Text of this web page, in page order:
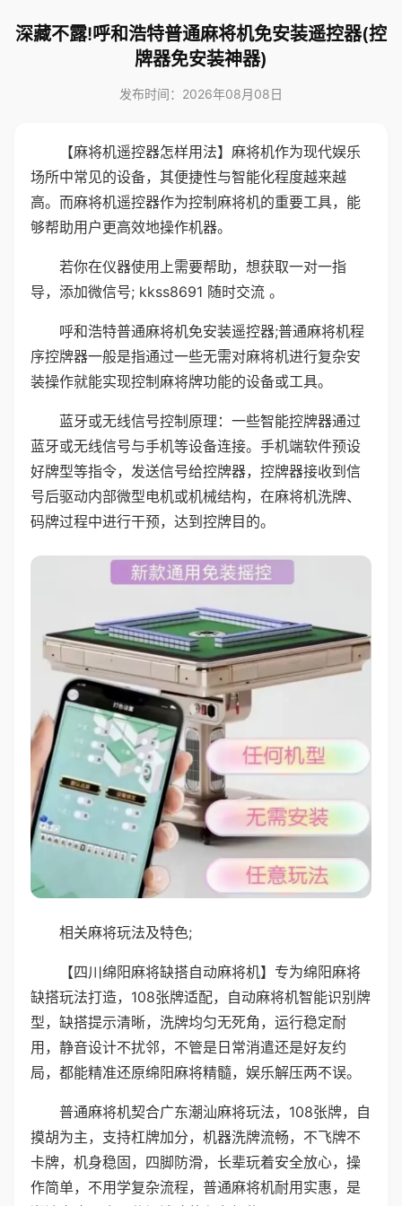
深藏不露!呼和浩特普通麻将机免安装遥控器(控
牌器免安装神器)
发布时间：2026年08月08日
【麻将机遥控器怎样用法】麻将机作为现代娱乐
场所中常见的设备，其便捷性与智能化程度越来越
高。而麻将机遥控器作为控制麻将机的重要工具，能
够帮助用户更高效地操作机器。
若你在仪器使用上需要帮助，想获取一对一指
导，添加微信号; kkss8691 随时交流 。
呼和浩特普通麻将机免安装遥控器;普通麻将机程
序控牌器一般是指通过一些无需对麻将机进行复杂安
装操作就能实现控制麻将牌功能的设备或工具。
蓝牙或无线信号控制原理：一些智能控牌器通过
蓝牙或无线信号与手机等设备连接。手机端软件预设
好牌型等指令，发送信号给控牌器，控牌器接收到信
号后驱动内部微型电机或机械结构，在麻将机洗牌、
码牌过程中进行干预，达到控牌目的。
相关麻将玩法及特色;
【四川绵阳麻将缺搭自动麻将机】专为绵阳麻将
缺搭玩法打造，108张牌适配，自动麻将机智能识别牌
型，缺搭提示清晰，洗牌均匀无死角，运行稳定耐
用，静音设计不扰邻，不管是日常消遣还是好友约
局，都能精准还原绵阳麻将精髓，娱乐解压两不误。
普通麻将机契合广东潮汕麻将玩法，108张牌，自
摸胡为主，支持杠牌加分，机器洗牌流畅，不飞牌不
卡牌，机身稳固，四脚防滑，长辈玩着安全放心，操
作简单，不用学复杂流程，普通麻将机耐用实惠，是